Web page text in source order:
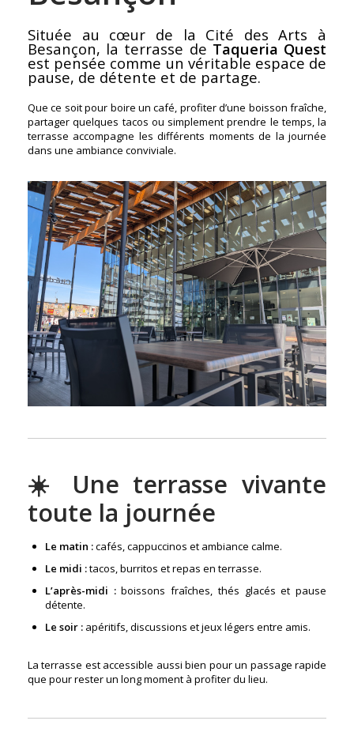
Située au cœur de la Cité des Arts à
Besançon, la terrasse de Taqueria Quest
est pensée comme un véritable espace de
pause, de détente et de partage.
Que ce soit pour boire un café, profiter d’une boisson fraîche,
partager quelques tacos ou simplement prendre le temps, la
terrasse accompagne les différents moments de la journée
dans une ambiance conviviale.
☀️ Une terrasse vivante
toute la journée
Le matin :cafés, cappuccinos et ambiance calme.
Le midi :tacos, burritos et repas en terrasse.
L’après-midi :boissons fraîches, thés glacés et pause
détente.
Le soir : apéritifs, discussions et jeux légers entre amis.
La terrasse est accessible aussi bien pour un passage rapide
que pour rester un long moment à profiter du lieu.